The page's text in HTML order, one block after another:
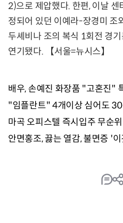
2)으로 제압했다. 한편, 이날 센
정되어 있던 이예라-장경미 조
두셰비나 조의 복식 1회전 경
연기됐다. 【서울=뉴시스】